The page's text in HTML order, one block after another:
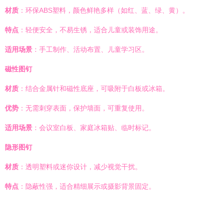
材质 ：环保ABS塑料，颜色鲜艳多样（如红、蓝、绿、黄）。
特点 ：轻便安全，不易生锈，适合儿童或装饰用途。
适用场景 ：手工制作、活动布置、儿童学习区。
磁性图钉
材质 ：结合金属针和磁性底座，可吸附于白板或冰箱。
优势 ：无需刺穿表面，保护墙面，可重复使用。
适用场景 ：会议室白板、家庭冰箱贴、临时标记。
隐形图钉
材质 ：透明塑料或迷你设计，减少视觉干扰。
特点 ：隐蔽性强，适合精细展示或摄影背景固定。